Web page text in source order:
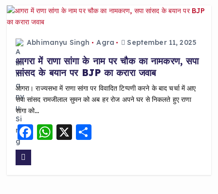
Abhimanyu Singh Agra September 11, 2025
आगरा में राणा सांगा के नाम पर चौक का नामकरण, सपा
सांसद के बयान पर BJP का करारा जवाब
आगरा। राज्यसभा में राणा सांगा पर विवादित टिप्पणी करने के बाद चर्चा में आए
सपा सांसद रामजीलाल सुमन को अब हर रोज अपने घर से निकलते हुए राणा
सांगा को…
F WX S